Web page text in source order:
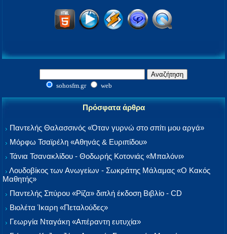
sohosfm.gr web
Πρόσφατα άρθρα
Παντελής Θαλασσινός «Όταν γυρνώ στο σπίτι μου αργά»
Μόρφω Τσαϊρέλη «Αθηνάς & Ευριπίδου»
Τάνια Τσανακλίδου - Θοδωρής Κοτονιάς «Μπαλόνι»
Λουδοβίκος των Ανωγείων - Σωκράτης Μάλαμας «Ο Κακός
Μαθητής»
Παντελής Σπύρου «Ρίζα» διπλή έκδοση Βιβλίο - CD
Βιολέτα Ίκαρη «Πεταλούδες»
Γεωργία Νταγάκη «Aπέραντη ευτυχία»